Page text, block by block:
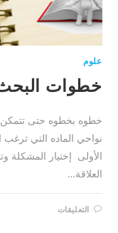
علوم
خطوات
خطوه بخطوه حتى
نواحي الماده التي ترغب
الأولى إختيار المشكلة
العلاقة…
التعليقات